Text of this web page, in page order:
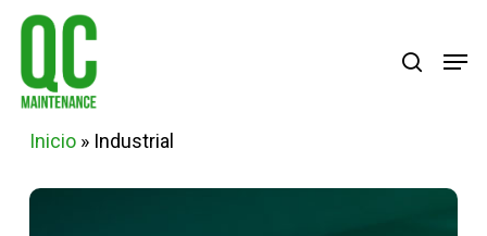
Skip
main
Inicio» Industrial